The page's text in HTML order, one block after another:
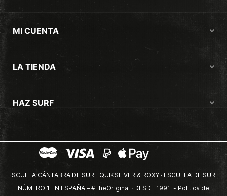
MI CUENTA
LA TIENDA
HAZ SURF
ESCUELA CÁNTABRA DE SURF QUIKSILVER & ROXY · ESCUELA DE SURF
NÚMERO 1 EN ESPAÑA – #TheOriginal · DESDE 1991 - Politica de